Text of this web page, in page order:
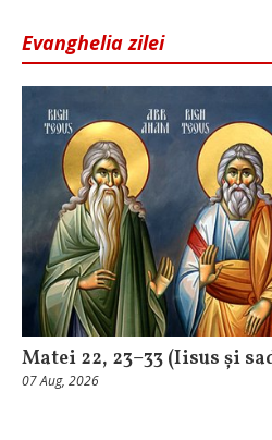
Evanghelia zilei
Matei 22, 23–33 (Iisus și
07 Aug, 2026